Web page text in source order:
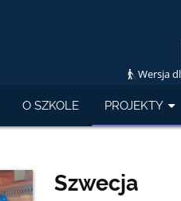
Wersja
O SZKOLE PROJEKTY
Szwecja